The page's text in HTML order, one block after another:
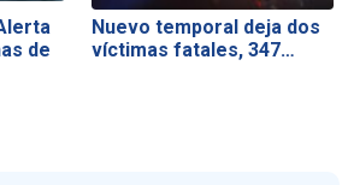
de
Nuevo temporal deja dos
víctimas fatales, 347…